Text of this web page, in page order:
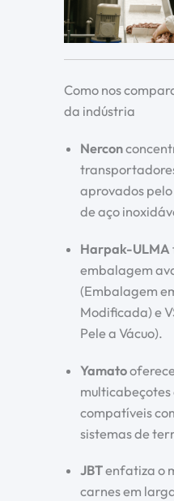
Como nos
da indústria
Nercon
aprovados pelo
de aço
Harpak-ULMA
embalagem
(Embalagem
Modificada) e
Pele a Vácuo).
Yamato
compatíveis
sistemas de
JBTenfatiza o
carnes em